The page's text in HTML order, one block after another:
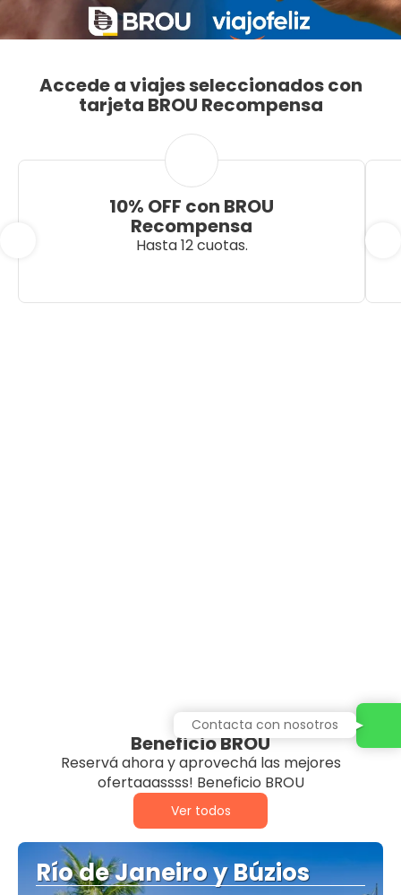
Accede a viajes seleccionados con
tarjeta BROU Recompensa
10% OFF con BROU
Recompensa
Hasta 12 cuotas.
Beneficio BROU
Reservá ahora y aprovechá las mejores
ofertaaassss! Beneficio BROU
Ver todos
Río de Janeiro y Búzios
Contacta con nosotros